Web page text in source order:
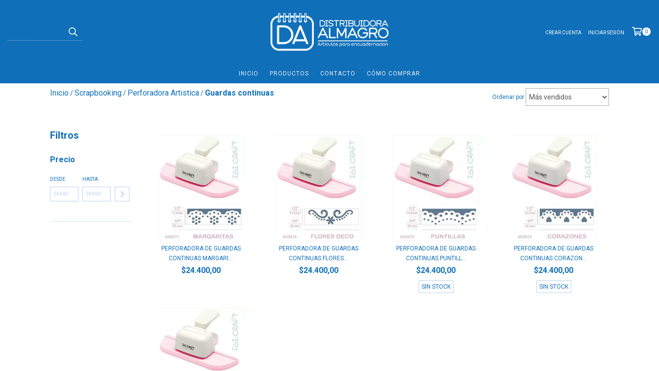
CREAR CUENTA INICIAR SESIÓN 0
INICIO PRODUCTOS CONTACTO CÓMO COMPRAR
Inicio/Scrapbooking/ Perforadora Artistica/ Guardas continuas Ordenar por
Filtros
Precio
DESDE HASTA
PERFORADORA DE GUARDAS
CONTINUAS MARGARI...
$24.400,00
PERFORADORA DE GUARDAS
CONTINUAS FLORES...
$24.400,00
PERFORADORA DE GUARDAS
CONTINUAS PUNTILL...
$24.400,00
SIN STOCK
PERFORADORA DE GUARDAS
CONTINUAS CORAZON...
$24.400,00
SIN STOCK